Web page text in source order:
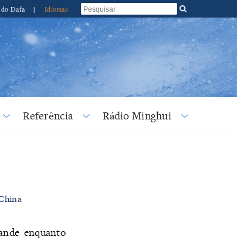
Dafa | Idiomas
Referência Rádio Minghui
enquanto